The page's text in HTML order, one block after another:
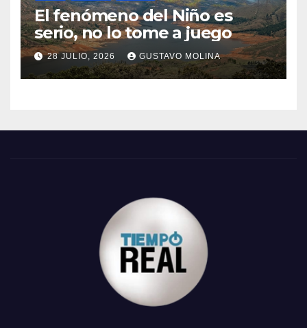
El fenómeno del Niño es
serio, no lo tome a juego
28 JULIO, 2026 GUSTAVO MOLINA